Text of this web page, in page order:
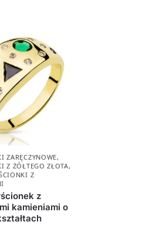
ZARĘCZYNOWE,
Z ŻÓŁTEGO ZŁOTA,
Z
z
kamieniami o